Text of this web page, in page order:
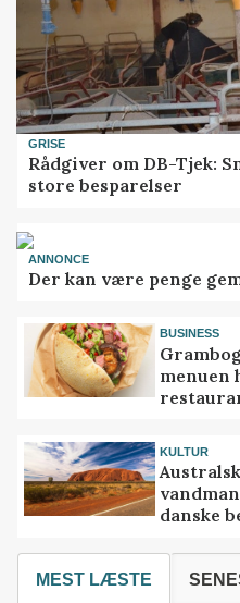
GRISE
Rådgiver om DB-Tjek:
store besparelser
ANNONCE
Der kan være penge
BUSINESS
menuen
KULTUR
danske
MEST LÆSTE